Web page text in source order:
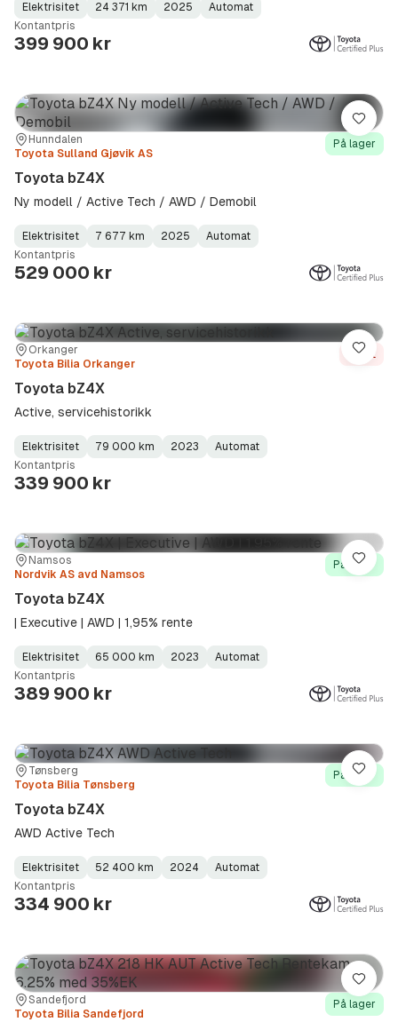
Fuel
Type:
Elektrisitet
Kilometerstand:
24 371 km
Model
Year:
2025
Gearbox
Type:
Automat
Kontantpris
399 900 kr
Sted:Hunndalen
Forhandler:
Toyota Sulland Gjøvik AS
På lager
Toyota bZ4X
Ny modell / Active Tech / AWD / Demobil
Fuel
Type:
Elektrisitet
Kilometerstand:
7 677 km
Model
Year:
2025
Gearbox
Type:
Automat
Kontantpris
529 000 kr
Lagre
Sted:
Orkanger
Forhandler:
Toyota Bilia Orkanger
Solgt
Toyota bZ4X
Active, servicehistorikk
Fuel
Type:
Elektrisitet
Kilometerstand:
79 000 km
Model
Year:
2023
Gearbox
Type:
Automat
Kontantpris
339 900 kr
Lagre
Sted:Namsos
Forhandler:
Nordvik AS avd Namsos
På lager
Toyota bZ4X
| Executive | AWD | 1,95% rente
Fuel
Type:
Elektrisitet
Kilometerstand:
65 000 km
Model
Year:
2023
Gearbox
Type:
Automat
Kontantpris
389 900 kr
Lagre
Sted:Tønsberg
Forhandler:
Toyota Bilia Tønsberg
På lager
Toyota bZ4X
AWD Active Tech
Fuel
Type:
Elektrisitet
Kilometerstand:
52 400 km
Model
Year:
2024
Gearbox
Type:
Automat
Kontantpris
334 900 kr
Lagre
Sted:
Sandefjord
Forhandler:
Toyota Bilia Sandefjord
På lager
Lagre